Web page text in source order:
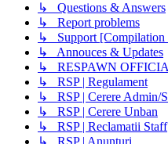
↳ Questions & Answers
↳ Report problems
↳ Support [Compilation
↳ Annouces & Updates
↳ RESPAWN
↳ RSP | Regulament
↳ RSP | Cerere Admin/
↳ RSP | Cerere Unban
↳ RSP | Reclamatii Staff
↳ RSP | Anunturi